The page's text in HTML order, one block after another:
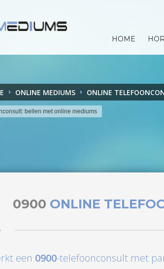
HOME
ONLINE MEDIUMS ONLINE
bellen met online mediums
0900 ONLINE
een 0900-telefoonconsult met